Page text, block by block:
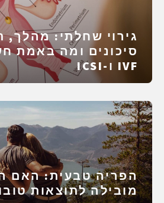
גירוי שחלתי: מהלך,
IVF ו-ICSI
הפריה טבעית: האם
מובילה לתוצאות